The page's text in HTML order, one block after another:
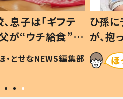
息子は「ギフテ
が“ウチ給食”を
とは #令和の親
・とせなNEWS編集部
ひ孫
が、
「涙が
い」